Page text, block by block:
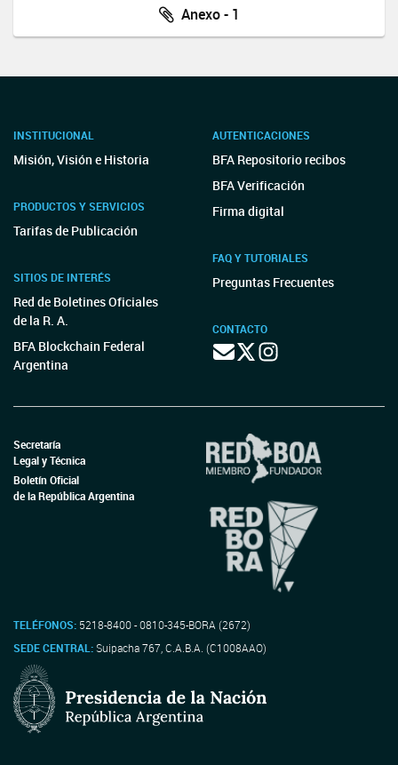
Anexo - 1
INSTITUCIONAL
Misión, Visión e Historia
PRODUCTOS Y SERVICIOS
Tarifas de Publicación
SITIOS DE INTERÉS
Red de Boletines Oficiales
de la R. A.
BFA Blockchain Federal
Argentina
AUTENTICACIONES
BFA Repositorio recibos
BFA Verificación
Firma digital
FAQ Y TUTORIALES
Preguntas Frecuentes
CONTACTO
Secretaría
Legal y Técnica
Boletín Oficial
de la República Argentina
TELÉFONOS: 5218-8400 - 0810-345-BORA (2672)
SEDE CENTRAL:Suipacha 767, C.A.B.A. (C1008AAO)